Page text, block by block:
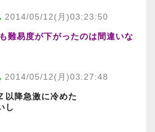
2014/05/12(月)03:23:50
難易度が下がったのは間違いな
2014/05/12(月)03:27:48
以降急激に冷めた
し